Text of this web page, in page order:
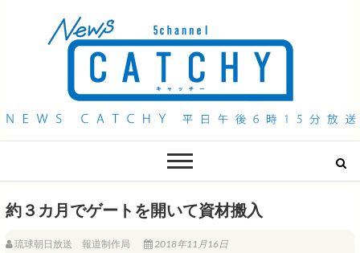
QAB NEWS Headline
約３カ月でゲートを開いて資材搬入
琉球朝日放送 報道制作局 2018年11月16日